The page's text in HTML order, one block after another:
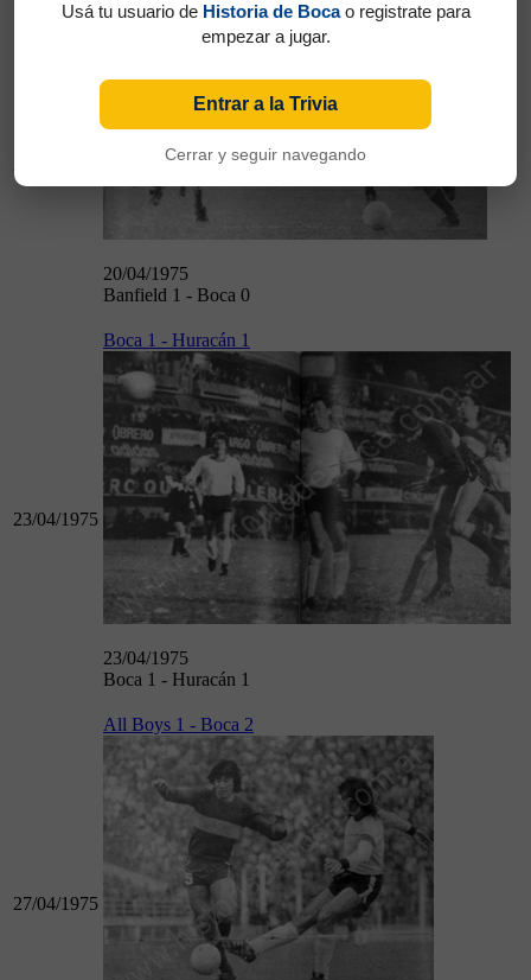
Banfield 1 - Boca 0
20/04/1975
Banfield 1 - Boca 0
23/04/1975
Boca 1 - Huracán 1
23/04/1975
Boca 1 - Huracán 1
27/04/1975
All Boys 1 - Boca 2
Usá tu usuario de Historia de Bocao registrate para
empezar a jugar.
Entrar a la Trivia
Cerrar y seguir navegando